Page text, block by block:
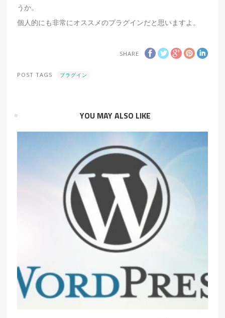
うか。
個人的にも非常にオススメのプラグインだと思いますよ。
SHARE
POST TAGS プラグイン
YOU MAY ALSO LIKE